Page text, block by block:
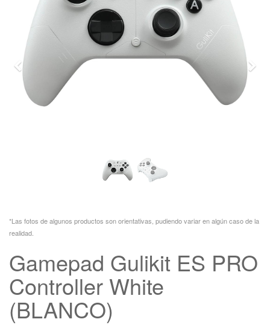
Previo
*Las fotos de algunos productos son orientativas, pudiendo variar en algún caso de la
realidad.
Gamepad Gulikit ES PRO
Controller White
(BLANCO)